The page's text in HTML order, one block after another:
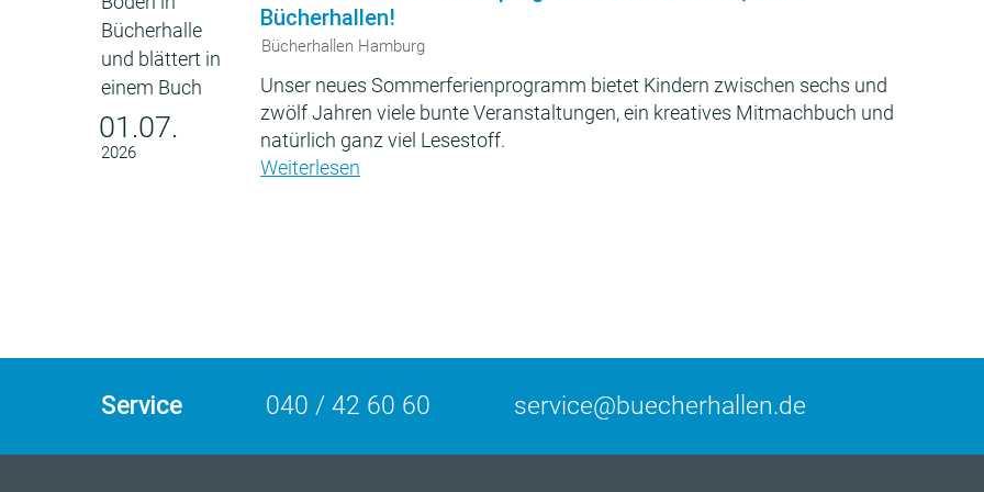
01.07.
2026
Bücherhallen!
Bücherhallen Hamburg
Unser neues Sommerferienprogramm bietet Kindern zwischen sechs und
zwölf Jahren viele bunte Veranstaltungen, ein kreatives Mitmachbuch und
natürlich ganz viel Lesestoff.
Weiterlesen
Service 040 / 42 60 60 service@buecherhallen.de